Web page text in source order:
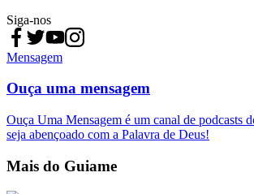
Siga-nos
Mensagem
Ouça uma mensagem
Ouça Uma Mensagem é um canal de podcasts
seja abençoado com a Palavra de Deus!
Mais do Guiame